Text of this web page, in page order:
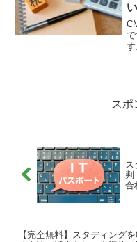
スポ
ス
判
合
【完全無料】スタディング